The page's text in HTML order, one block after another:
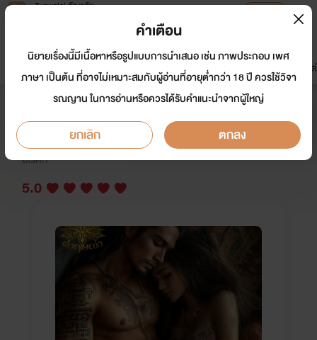
Tunwalai ธัญวลัย
หน้าแรก นิยาย อีบุ๊ก การ์ตูน
มาใหม่
ดรีมแชท ธัญลิสต์
ของดีสัปเหร่อ
นักเขียน:
บุษบาหนึ่งหรัด แสบทรวง ฉายา, Magnolia, Stylo r
omantique
อีโรติก
5.0
คำเตือน
นิยายเรื่องนี้มีเนื้อหาหรือรูปแบบการนำเสนอ เช่น ภาพประกอบ เพศ
ภาษา เป็นต้น ที่อาจไม่เหมาะสมกับผู้อ่านที่อายุต่ำกว่า 18 ปี ควรใช้วิจา
รณญาน ในการอ่านหรือควรได้รับคำแนะนำจากผู้ใหญ่
ยกเลิก ตกลง